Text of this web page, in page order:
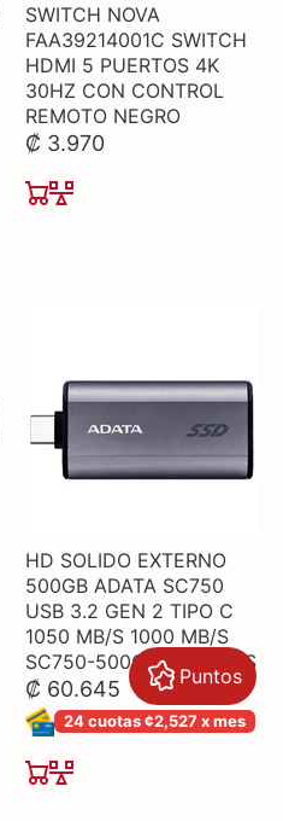
SWITCH NOVA
FAA39214001C SWITCH
HDMI 5 PUERTOS 4K
30HZ CON CONTROL
REMOTO NEGRO
₡ 3.970
HD SOLIDO EXTERNO
500GB ADATA SC750
USB 3.2 GEN 2 TIPO C
1050 MB/S 1000 MB/S
SC750-500G-CCBK GRIS
₡ 60.645
24 cuotas ¢2,527 x mes
Puntos